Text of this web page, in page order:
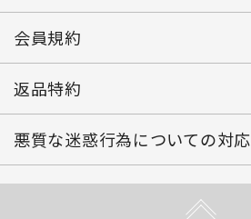
会員規約
返品特約
悪質な迷惑行為についての対応